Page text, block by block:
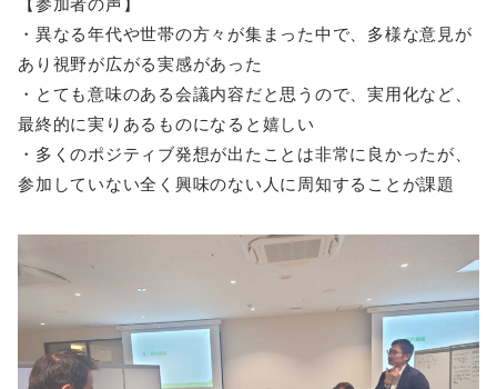
・異なる年代や世帯の方々が集まった中で、多様な意見が
あり視野が広がる実感があった
・とても意味のある会議内容だと思うので、実用化など、
最終的に実りあるものになると嬉しい
・多くのポジティブ発想が出たことは非常に良かったが、
参加していない全く興味のない人に周知することが課題